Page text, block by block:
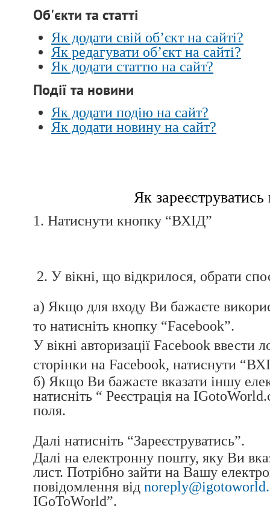
Об'єкти та статті
Як додати свій об’єкт на сайті?
Як редагувати об’єкт на сайті?
Як додати статтю на сайт?
Події та новини
Як додати подію на сайт?
Як додати новину на сайт?
Як зареєструватись
1. Натиснути кнопку “ВХІД”
2. У вікні, що відкрилося, обрати
а) Якщо для входу Ви бажаєте
то натисніть кнопку “Facebook”.
У вікні авторизації Facebook ввести
сторінки на Facebook, натиснути
б) Якщо Ви бажаєте вказати іншу
натисніть “ Реєстрація на
поля.
Далі натисніть “Зареєструватись”.
Далі на електронну пошту, яку Ви
лист. Потрібно зайти на Вашу
повідомлення від
IGoToWorld”.